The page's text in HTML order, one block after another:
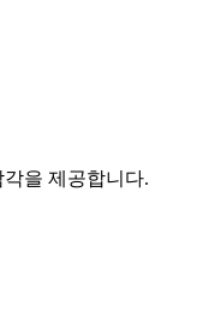
을 제공합니다.